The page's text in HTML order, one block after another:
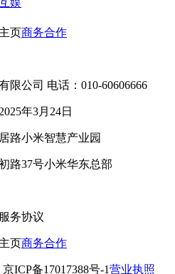
页商务合作
限公司 电话：010-60606666
年3月24日
路小米智慧产业园
路37号小米华东总部
务协议
页商务合作
京ICP备17017388号-1营业执照